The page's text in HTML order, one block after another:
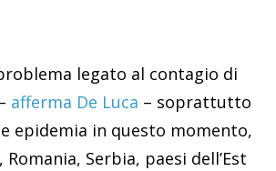
legato al contagio di
afferma De Luca – soprattutto
epidemia in questo momento,
Serbia, paesi dell’Est